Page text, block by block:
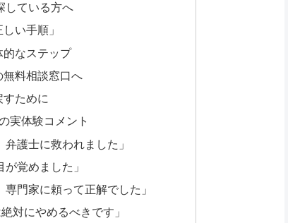
している方へ
い手順」
なステップ
料相談窓口へ
ために
実体験コメント
護士に救われました」
覚めました」
門家に頼って正解でした」
対にやめるべきです」